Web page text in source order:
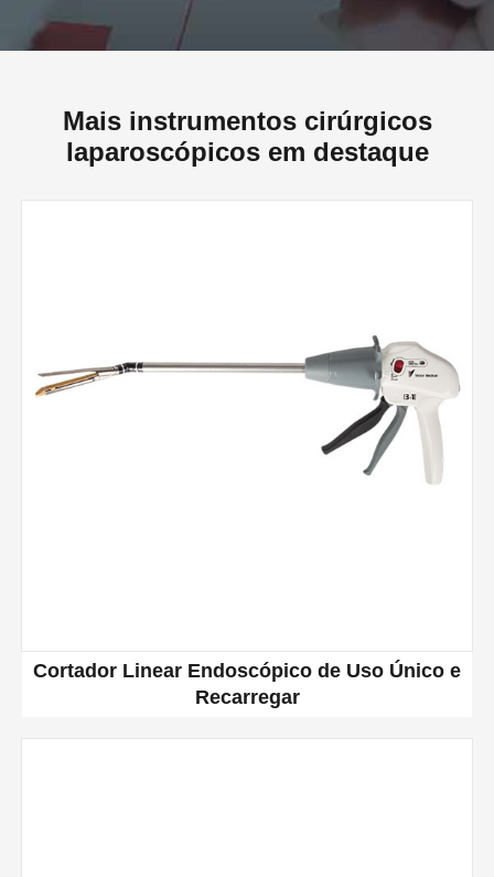
Mais instrumentos cirúrgicos
laparoscópicos em destaque
Cortador Linear Endoscópico de Uso Único e
Recarregar